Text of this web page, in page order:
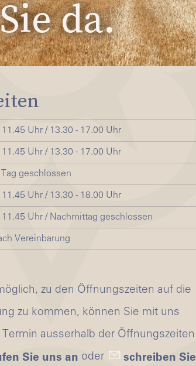
da.
11.45 Uhr / 13.30 - 17.00 Uhr
11.45 Uhr / 13.30 - 17.00 Uhr
geschlossen
11.45 Uhr / 13.30 - 18.00 Uhr
11.45 Uhr / Nachmittag geschlossen
Vereinbarung
zu den Öffnungszeiten auf die
zu kommen, können Sie mit uns
ausserhalb der Öffnungszeiten
Sie uns an oder schreiben Sie